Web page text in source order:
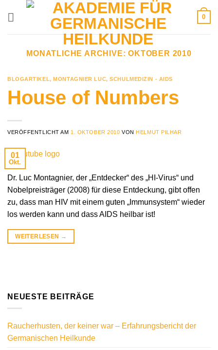
0
MONATLICHE ARCHIVE:OKTOBER 2010
BLOGARTIKEL,MONTAGNIER LUC,SCHULMEDIZIN - AIDS
House of Numbers
VERÖFFENTLICHT AM 1. OKTOBER 2010 VON HELMUT PILHAR
01
Okt.
Dr. Luc Montagnier, der „Entdecker“ des „HI-Virus“ und
Nobelpreisträger (2008) für diese Entdeckung, gibt offen
zu, dass man HIV mit einem guten „Immunsystem“ wieder
los werden kann und dass AIDS heilbar ist!
WEITERLESEN →
NEUESTE BEITRÄGE
Raucherhusten, der keiner war – Erfahrungsbericht der
Germanischen Heilkunde